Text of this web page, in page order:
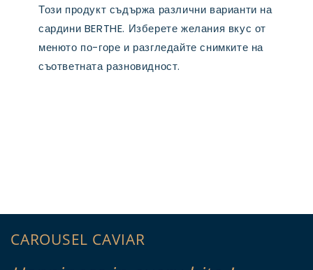
Този продукт съдържа различни варианти на
сардини BERTHE. Изберете желания вкус от
менюто по-горе и разгледайте снимките на
съответната разновидност.
CAROUSEL CAVIAR